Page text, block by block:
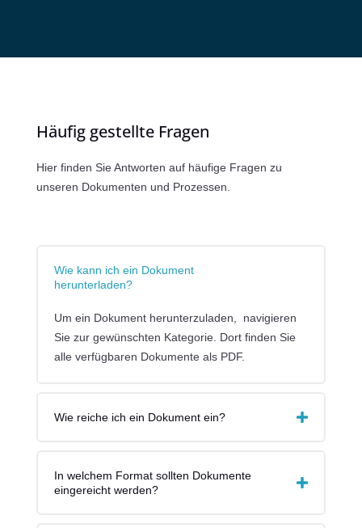
Häufig gestellte Fragen
Hier finden Sie Antworten auf häufige Fragen zu
unseren Dokumenten und Prozessen.
Wie kann ich ein Dokument
herunterladen?
Um ein Dokument herunterzuladen, navigieren
Sie zur gewünschten Kategorie. Dort finden Sie
alle verfügbaren Dokumente als PDF.
Wie reiche ich ein Dokument ein?
In welchem Format sollten Dokumente
eingereicht werden?